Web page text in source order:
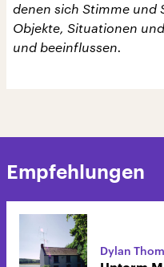
denen sich Stimme und
Objekte, Situationen
und beeinflussen.
Empfehlungen
Dylan